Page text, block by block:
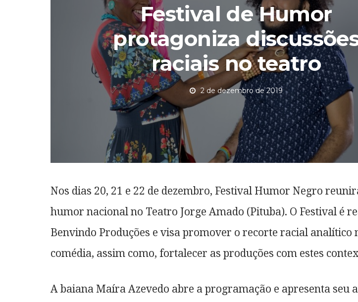
Festival de Humor
protagoniza
raciais no teatro
2 de dezembro de 2019
Nos dias 20, 21 e 22 de dezembro, Festival Humor Negro
humor nacional no Teatro Jorge Amado (Pituba). O Festival é
Benvindo Produções e visa promover o recorte racial analítico
comédia, assim como, fortalecer as produções com estes
A baiana Maíra Azevedo abre a programação e apresenta seu